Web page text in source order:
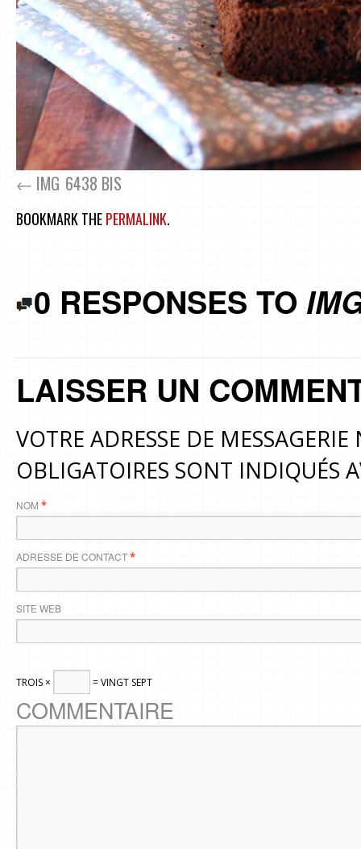
IMG_6438 BIS
BOOKMARK THEPERMALINK.
0 RESPONSES TO
LAISSER UN
VOTRE ADRESSE DE
OBLIGATOIRES SONT INDIQUÉS
NOM *
ADRESSE DE CONTACT*
SITE WEB
TROIS × = VINGT SEPT
COMMENTAIRE